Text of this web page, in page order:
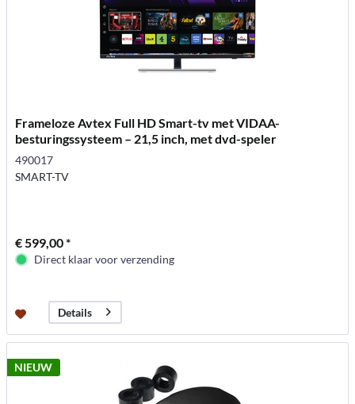
Frameloze Avtex Full HD Smart-tv met VIDAA-
besturingssysteem – 21,5 inch, met dvd-speler
490017
SMART-TV
€ 599,00 *
Direct klaar voor verzending
Details
NIEUW